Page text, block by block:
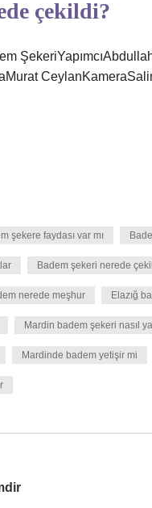
çekildi?
şekere faydası var mı
Badem şekeri nerede
nerede meşhur Elazığ
Mardin badem şekeri nasıl
Mardinde badem yetişir mi